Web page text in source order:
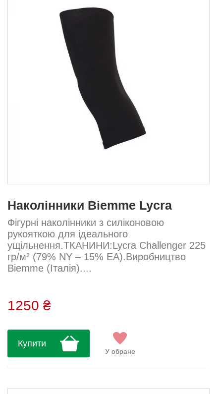
Наколінники Biemme Lycra
Фігурні наколінники з силіконовою
рукояткою для ідеального
ущільнення.ТКАНИНИ:Lycra Challenger 225
гр/м² (79% NY – 15% EA).Виробництво
Biemme (Італія)....
1250 ₴
Купити
У обране